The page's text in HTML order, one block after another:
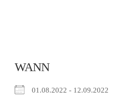
WANN
01.08.2022 - 12.09.2022